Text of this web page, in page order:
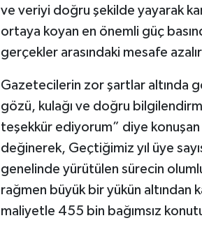
ve veriyi doğru şekilde yayarak
ortaya koyan en önemli güç
gerçekler arasındaki mesafe
Gazetecilerin zor şartlar altında
gözü, kulağı ve doğru
teşekkür ediyorum” diye konuşan
değinerek, Geçtiğimiz yıl üye
genelinde yürütülen sürecin
rağmen büyük bir yükün altından
maliyetle 455 bin bağımsız